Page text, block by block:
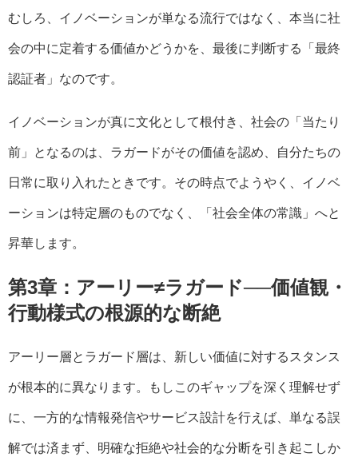
むしろ、イノベーションが単なる流行ではなく、本当に社
会の中に定着する価値かどうかを、最後に判断する「最終
認証者」なのです。
イノベーションが真に文化として根付き、社会の「当たり
前」となるのは、ラガードがその価値を認め、自分たちの
日常に取り入れたときです。その時点でようやく、イノベ
ーションは特定層のものでなく、「社会全体の常識」へと
昇華します。
第3章：アーリー≠ラガード──価値観・
行動様式の根源的な断絶
アーリー層とラガード層は、新しい価値に対するスタンス
が根本的に異なります。もしこのギャップを深く理解せず
に、一方的な情報発信やサービス設計を行えば、単なる誤
解では済まず、明確な拒絶や社会的な分断を引き起こしか